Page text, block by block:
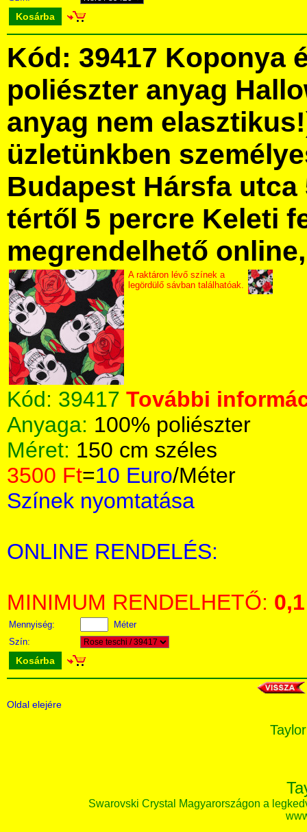
Kosárba
Kód: 39417 Koponya
poliészter anyag
anyag nem
üzletünkben
Budapest Hársfa utca
tértől 5 percre Keleti
megrendelhető
A raktáron lévő színek a
legördülő sávban találhatóak.
Kód: 39417 További
Anyaga: 100% poliészter
Méret: 150 cm széles
3500 Ft=10 Euro/Méter
Színek nyomtatása
ONLINE RENDELÉS:
MINIMUM RENDELHETŐ: 0,1
Mennyiség:
Méter
Szín:
Kosárba
Oldal elejére
Swarovski Crystal Magyarországon a